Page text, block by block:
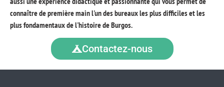
connaître de première main l'un des bureaux les plus difficiles et les
plus fondamentaux de l'histoire de Burgos.
Contactez-nous